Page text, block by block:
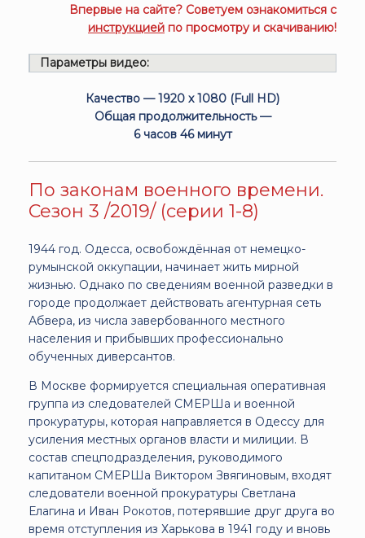
Впервые на сайте? Советуем ознакомиться с
инструкцией по просмотру и скачиванию!
Параметры видео:
Качество — 1920 x 1080 (Full HD)
Общая продолжительность —
6 часов 46 минут
По законам военного времени.
Сезон 3 /2019/ (серии 1-8)
1944 год. Одесса, освобождённая от немецко-
румынской оккупации, начинает жить мирной
жизнью. Однако по сведениям военной разведки в
городе продолжает действовать агентурная сеть
Абвера, из числа завербованного местного
населения и прибывших профессионально
обученных диверсантов.
В Москве формируется специальная оперативная
группа из следователей СМЕРШа и военной
прокуратуры, которая направляется в Одессу для
усиления местных органов власти и милиции. В
состав спецподразделения, руководимого
капитаном СМЕРШа Виктором Звягиновым, входят
следователи военной прокуратуры Светлана
Елагина и Иван Рокотов, потерявшие друг друга во
время отступления из Харькова в 1941 году и вновь